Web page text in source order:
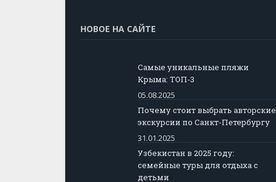
НОВОЕ НА САЙТЕ
Самые уникальные пляжи
Крыма: ТОП-3
05.08.2025
Почему стоит выбрать авторские
экскурсии по Санкт-Петербургу
31.01.2025
Узбекистан в 2025 году:
семейные туры для отдыха с
детьми